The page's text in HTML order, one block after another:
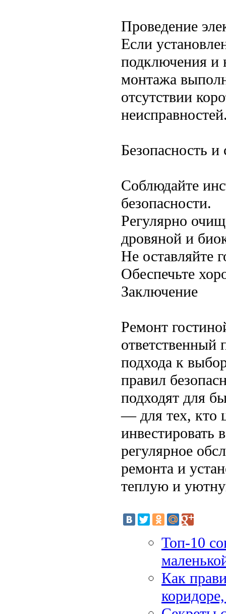
Проведение
Если
подключения и
монтажа
отсутствии
Безопасность и
Соблюдайте
безопасности.
Регулярно
дровяной и
Не оставляйте
Обеспечьте
Заключение
Ремонт
ответственный
подхода к
правил
подходят для
— для тех, кто
инвестировать
регулярное
ремонта и
теплую и
Топ-10
Как